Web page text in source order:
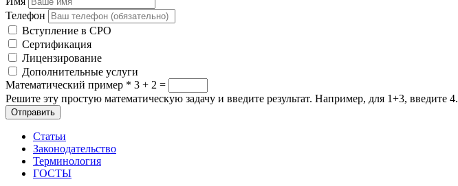
Телефон
Вступление в СРО
Сертификация
Лицензирование
Дополнительные услуги
Математический пример * 3 + 2 =
Решите эту простую математическую задачу и введите результат. Например, для 1+3, введите 4.
Отправить
Статьи
Законодательство
Терминология
ГОСТЫ